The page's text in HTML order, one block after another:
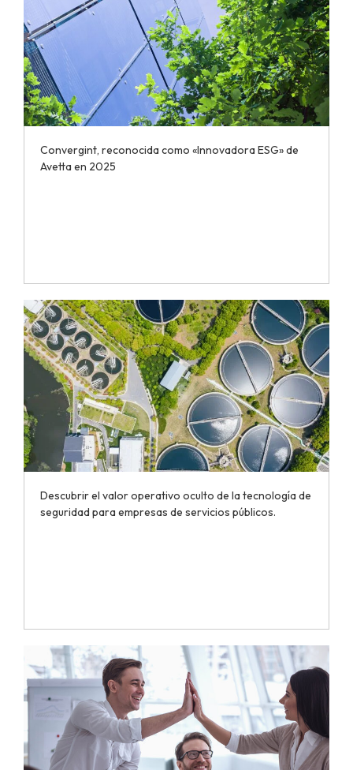
Convergint, reconocida como «Innovadora ESG» de
Avetta en 2025
Descubrir el valor operativo oculto de la tecnología de
seguridad para empresas de servicios públicos.